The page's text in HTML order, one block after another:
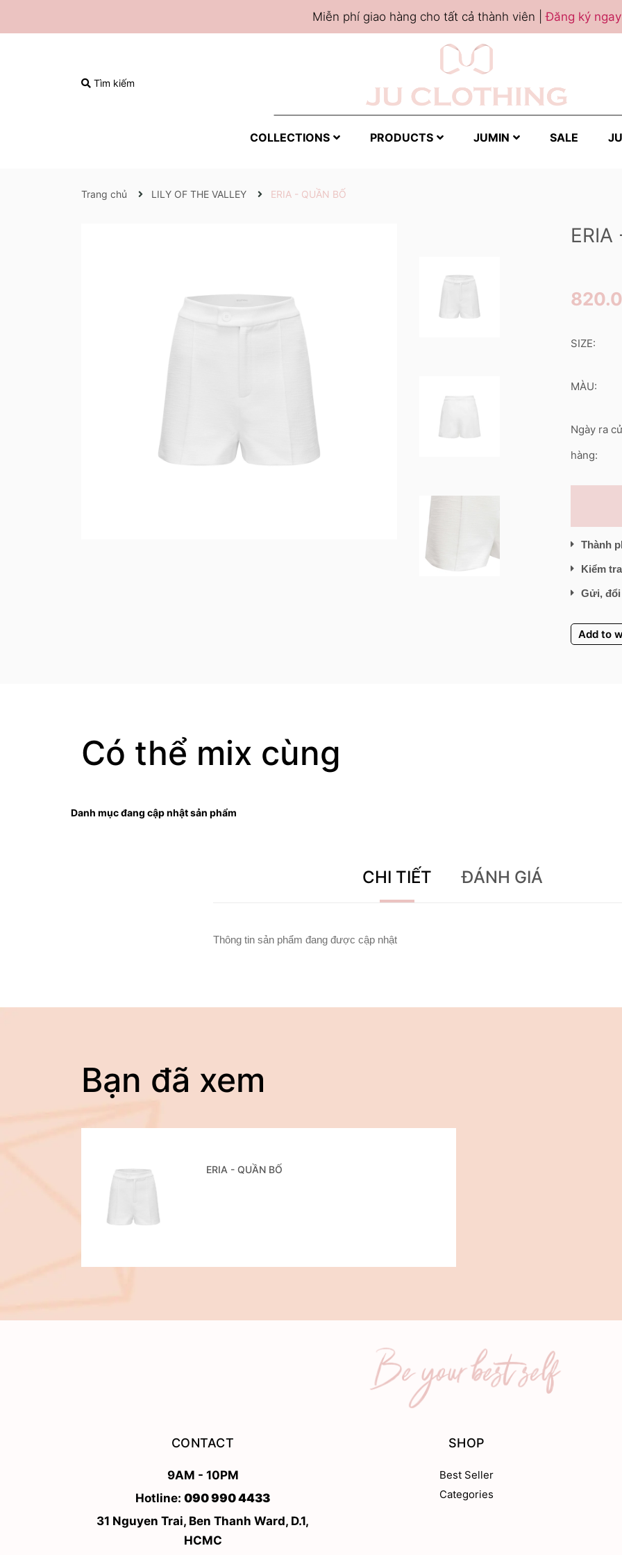
Miễn phí giao hàng cho tất cả thành viên |Đăng ký ngay
Tìm kiếm
COLLECTIONS PRODUCTS JUMIN SALE
Trang chủ LILY OF THE VALLEY ERIA - QUẦN BỐ
ERIA
SIZE:
MÀU:
Ngày ra
hàng:
Thành
Kiểm
Gửi, đổi
Add to
Có thể mix cùng
Danh mục đang cập nhật sản phẩm
CHI TIẾT ĐÁNH GIÁ
Thông tin sản phẩm đang được cập nhật
Bạn đã xem
ERIA - QUẦN BỐ
CONTACT
9AM - 10PM
Hotline: 090 990 4433
31 Nguyen Trai, Ben Thanh Ward, D.1,
HCMC
SHOP
Best Seller
Categories